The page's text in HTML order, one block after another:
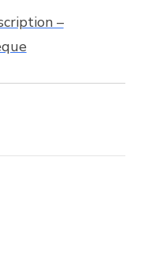
–